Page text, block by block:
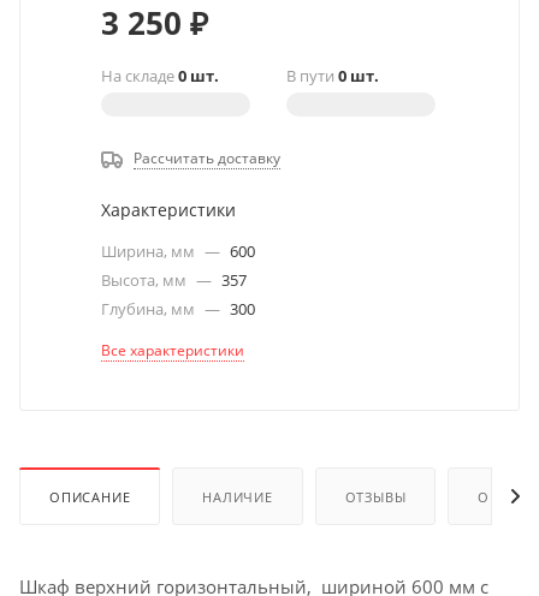
3 250 ₽
На складе0 шт. В пути 0 шт.
Рассчитать доставку
Характеристики
Ширина, мм — 600
Высота, мм — 357
Глубина, мм — 300
Все характеристики
ОПИСАНИЕ НАЛИЧИЕ ОТЗЫВЫ ОПЛАТА
Шкаф верхний горизонтальный, шириной 600 мм с